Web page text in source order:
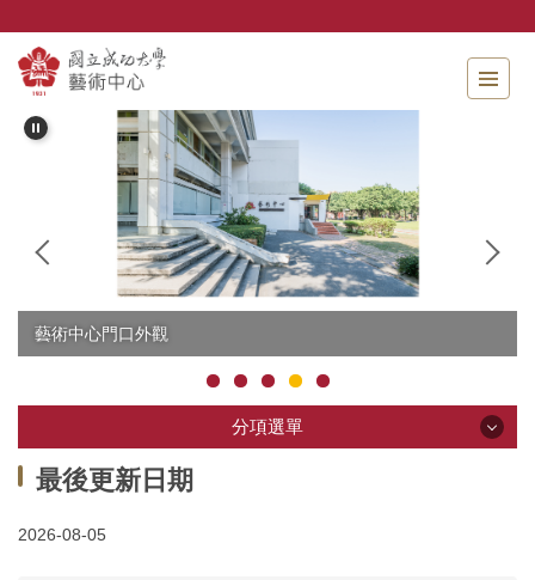
主
要
內
容
藝術中心門口外觀
分項選單
分項選單
最後更新日期
2026-08-05